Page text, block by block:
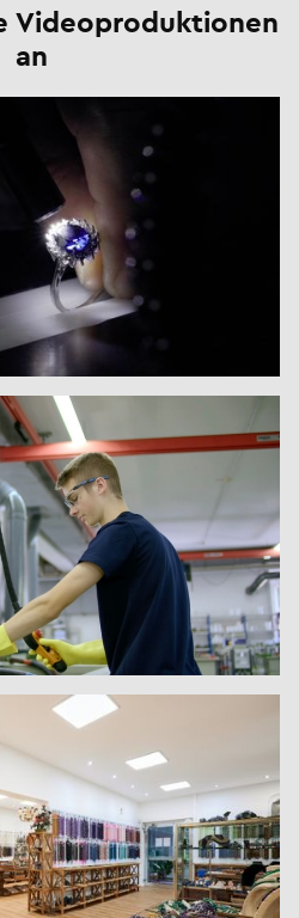
Videoproduktionen
an